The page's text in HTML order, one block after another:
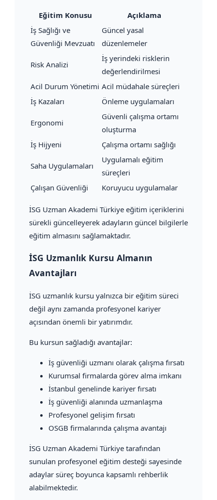
Eğitim Konusu
Açıklama
İş Sağlığı ve
Güvenliği Mevzuatı
Güncel yasal
düzenlemeler
Risk Analizi
İş yerindeki risklerin
değerlendirilmesi
Acil Durum Yönetimi Acil müdahale süreçleri
İş Kazaları
Önleme uygulamaları
Ergonomi
Güvenli çalışma ortamı
oluşturma
İş Hijyeni
Çalışma ortamı sağlığı
Saha Uygulamaları
Uygulamalı eğitim
süreçleri
Çalışan Güvenliği
Koruyucu uygulamalar
İSG Uzman Akademi Türkiye eğitim içeriklerini
sürekli güncelleyerek adayların güncel bilgilerle
eğitim almasını sağlamaktadır.
İSG Uzmanlık Kursu Almanın
Avantajları
İSG uzmanlık kursu yalnızca bir eğitim süreci
değil aynı zamanda profesyonel kariyer
açısından önemli bir yatırımdır.
Bu kursun sağladığı avantajlar:
İş güvenliği uzmanı olarak çalışma fırsatı
Kurumsal firmalarda görev alma imkanı
İstanbul genelinde kariyer fırsatı
İş güvenliği alanında uzmanlaşma
Profesyonel gelişim fırsatı
OSGB firmalarında çalışma avantajı
İSG Uzman Akademi Türkiye tarafından
sunulan profesyonel eğitim desteği sayesinde
adaylar süreç boyunca kapsamlı rehberlik
alabilmektedir.